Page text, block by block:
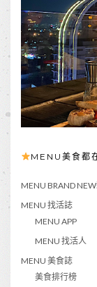
MENU美食都
MENU BRAND
MENU 找活誌
MENU APP
MENU 找活人
MENU 美食誌
美食排行榜